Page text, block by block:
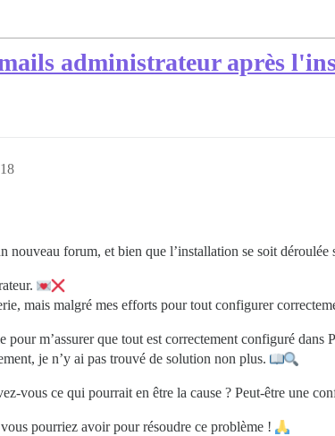
administrateur après
nouveau forum, et bien que l’installation se soit
mais malgré mes efforts pour tout configurer
pour m’assurer que tout est correctement configuré dans
je n’y ai pas trouvé de solution non plus.
vous ce qui pourrait en être la cause ? Peut-être une
pourriez avoir pour résoudre ce problème !